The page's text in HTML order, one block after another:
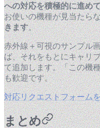
への対応を積極的に進め
お使いの機種が見当たら
きます。
赤外線＋可視のサンプル
ば、それをもとにキャリ
て追加します。「この機
も歓迎です。
対応リクエストフォーム
まとめ